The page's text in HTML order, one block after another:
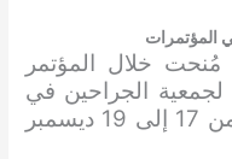
المؤتمرات
خلال المؤتمر
لجمعية الجراحين في
الهند (ASICON 2021)، من 17 إلى 19 ديسمبر